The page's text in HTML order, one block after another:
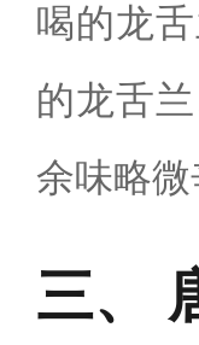
喝的龙
的龙舌
余味略